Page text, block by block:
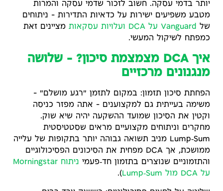
יותר בדמי עסקה. חשוב לזכור שדמי עסקה והמרות
מטבע משפיעים ישירות על כדאיות התדירות – ניתוחים
של Vanguard על DCA ועלויות עסקאות
מציינים זאת
כמפתח לשיקול המעשי.
איך DCA מצמצמת סיכון? – שלושה
מנגנונים מרכזיים
הפחתת סיכון תזמון: במקום לתזמן "רגע מושלם" –
משימה בעייתית גם למקצוענים – אתה מפזר כניסה
וקטין את הסיכון שמועד ההשקעה יהיה שיא שוק.
מחקרים וניתוחים מקצועיים מראים שסטטיסטית
Lump‑Sum מניב תשואה גבוהה יותר בתקופות של עלייה
ממושכת, אך DCA מפחית את הסיכונים הפסיכולוגיים
והתזמוניים שנוצרים בתזמון חד‑פעמי
ניתוח Morningstar
על DCA מול Lump‑Sum
).